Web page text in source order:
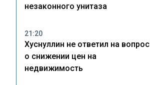
незаконного унитаза
21:20
Хуснуллин не ответил на вопрос
о снижении цен на
недвижимость